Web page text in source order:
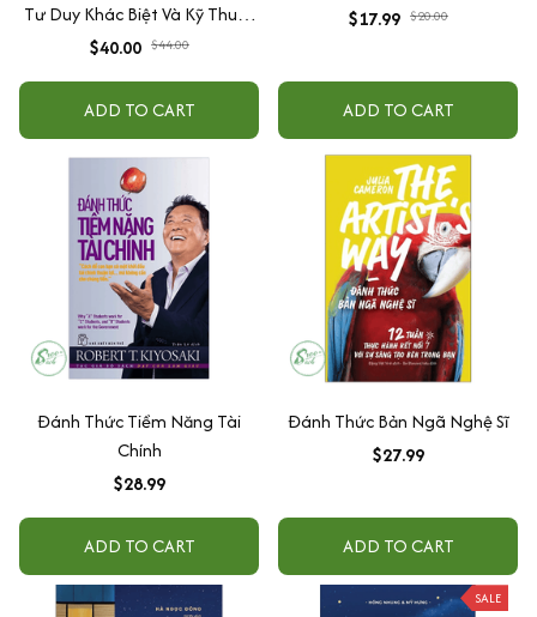
Tư Duy Khác Biệt Và Kỹ Thuật
Giao Dịch của Chuyên Gia
$40.00 $44.00
ADD TO CART
$17.99 $20.00
ADD TO CART
Đánh Thức Tiềm Năng Tài
Chính
$28.99
ADD TO CART
Đánh Thức Bản Ngã Nghệ Sĩ
$27.99
ADD TO CART
SALE